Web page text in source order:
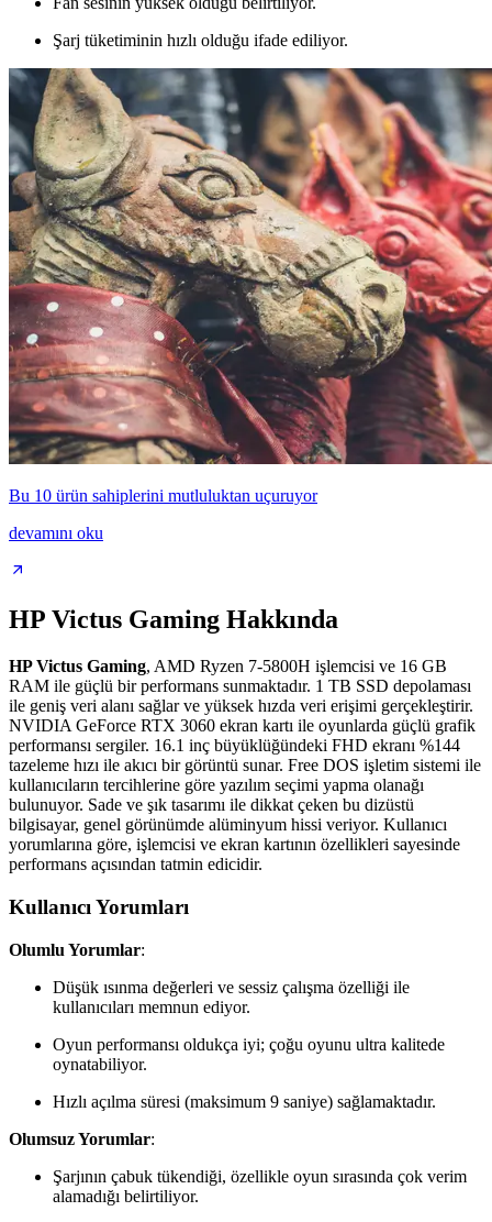
Şarj tüketiminin hızlı olduğu ifade ediliyor.
Bu 10 ürün sahiplerini mutluluktan uçuruyor
devamını oku
HP Victus Gaming Hakkında
HP Victus Gaming, AMD Ryzen 7-5800H işlemcisi ve 16 GB
RAM ile güçlü bir performans sunmaktadır. 1 TB SSD depolaması
ile geniş veri alanı sağlar ve yüksek hızda veri erişimi gerçekleştirir.
NVIDIA GeForce RTX 3060 ekran kartı ile oyunlarda güçlü grafik
performansı sergiler. 16.1 inç büyüklüğündeki FHD ekranı %144
tazeleme hızı ile akıcı bir görüntü sunar. Free DOS işletim sistemi ile
kullanıcıların tercihlerine göre yazılım seçimi yapma olanağı
bulunuyor. Sade ve şık tasarımı ile dikkat çeken bu dizüstü
bilgisayar, genel görünümde alüminyum hissi veriyor. Kullanıcı
yorumlarına göre, işlemcisi ve ekran kartının özellikleri sayesinde
performans açısından tatmin edicidir.
Kullanıcı Yorumları
Olumlu Yorumlar:
Düşük ısınma değerleri ve sessiz çalışma özelliği ile
kullanıcıları memnun ediyor.
Oyun performansı oldukça iyi; çoğu oyunu ultra kalitede
oynatabiliyor.
Hızlı açılma süresi (maksimum 9 saniye) sağlamaktadır.
Olumsuz Yorumlar:
Şarjının çabuk tükendiği, özellikle oyun sırasında çok verim
alamadığı belirtiliyor.